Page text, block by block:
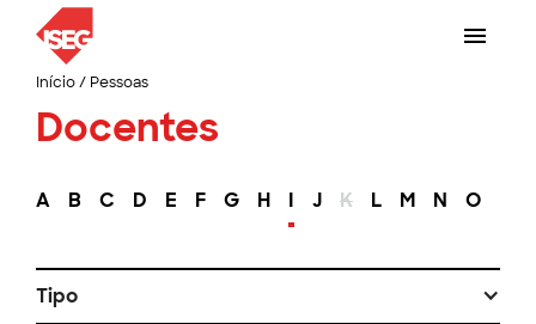
Início/ Pessoas
Docentes
A B C D E F G H I J K L M N O
Tipo